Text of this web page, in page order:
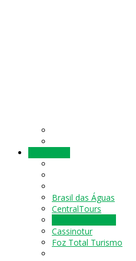
Brasil das Águas
CentralTours
Cassinotur
Foz Total Turismo